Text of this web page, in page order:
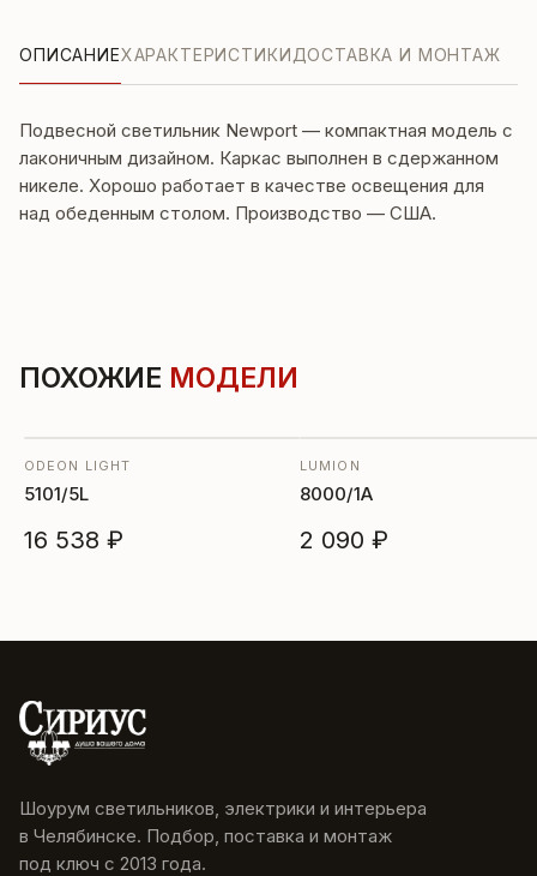
ОПИСАНИЕХАРАКТЕРИСТИКИДОСТАВКА И МОНТАЖ
Подвесной светильник Newport — компактная модель с
лаконичным дизайном. Каркас выполнен в сдержанном
никеле. Хорошо работает в качестве освещения для
над обеденным столом. Производство — США.
ПОХОЖИЕ МОДЕЛИ
ODEON LIGHT
5101/5L
16 538 ₽
LUMION
8000/1A
2 090 ₽
Шоурум светильников, электрики и интерьера
в Челябинске. Подбор, поставка и монтаж
под ключ с 2013 года.